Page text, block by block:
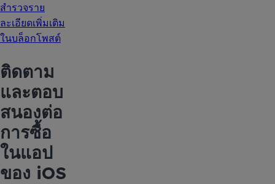
สำรวจราย
ละเอียดเพิ่มเติม
ในบล็อกโพสต์
ติดตาม
และตอบ
สนองต่อ
การซื้อ
ในแอป
ของ iOS